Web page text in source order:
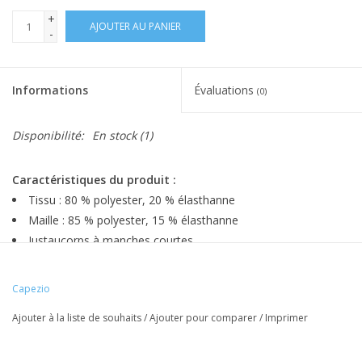
+
-
AJOUTER AU PANIER
Informations Évaluations (0)
Disponibilité: En stock(1)
Caractéristiques du produit :
Tissu : 80 % polyester, 20 % élasthanne
Maille : 85 % polyester, 15 % élasthanne
Justaucorps à manches courtes
Entièrement doublées sur le devant
Capezio
Ajouter à la liste de souhaits/Ajouter pour comparer/ Imprimer